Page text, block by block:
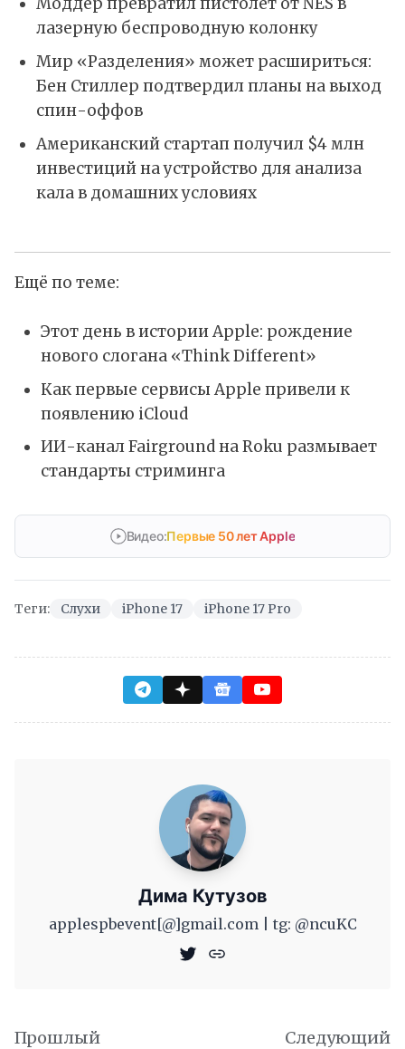
лазерную беспроводную колонку
Мир «Разделения» может расшириться:
Бен Стиллер подтвердил планы на выход
спин-оффов
Американский стартап получил $4 млн
инвестиций на устройство для анализа
кала в домашних условиях
Ещё по теме:
Этот день в истории Apple: рождение
нового слогана «Think Different»
Как первые сервисы Apple привели к
появлению iCloud
ИИ-канал Fairground на Roku размывает
стандарты стриминга
Видео:Первые 50 лет Apple
Теги: Слухи iPhone 17 iPhone 17 Pro
Дима Кутузов
applespbevent[@]gmail.com | tg: @ncuKC
Прошлый
Следующий